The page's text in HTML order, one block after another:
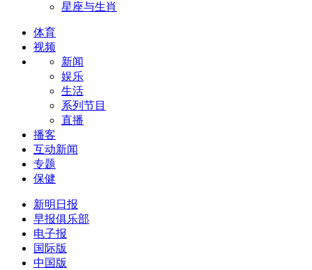
星座与生肖
体育
视频
新闻
娱乐
生活
系列节目
直播
播客
互动新闻
专题
保健
新明日报
早报俱乐部
电子报
国际版
中国版